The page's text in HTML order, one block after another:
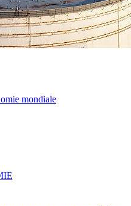
mondiale